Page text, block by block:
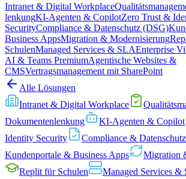
cnext.ch — CNEXT Agentic
CNEXT LösungenProjekte
Demo anfragen
Intranet & Digital Workplace
lenkungKI-Agenten & CopilotZero Trust &
SecurityCompliance & Datenschutz (DSG)
Business AppsMigration & Modernisierung
SchulenManaged Services & SLAEnterprise
AI & Teams PremiumAgentische Websites &
CMSVertragsmanagement mit SharePoint
Alle Lösungen
Intranet & Digital Workplace
Dokumenten­lenkung
KI-Agenten & Copilot
Identity Security
Compliance &
Kundenportale & Business Apps
Migration
Replit für Schulen
Managed Services &